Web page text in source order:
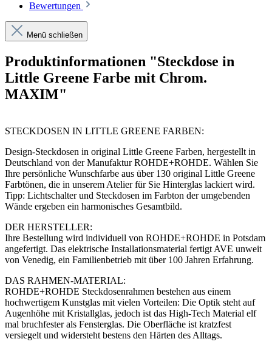
Bewertungen
Menü schließen
Produktinformationen "Steckdose in
Little Greene Farbe mit Chrom.
MAXIM"
STECKDOSEN IN LITTLE GREENE FARBEN:
Design-Steckdosen in original Little Greene Farben, hergestellt in
Deutschland von der Manufaktur ROHDE+ROHDE. Wählen Sie
Ihre persönliche Wunschfarbe aus über 130 original Little Greene
Farbtönen, die in unserem Atelier für Sie Hinterglas lackiert wird.
Tipp: Lichtschalter und Steckdosen im Farbton der umgebenden
Wände ergeben ein harmonisches Gesamtbild.
DER HERSTELLER:
Ihre Bestellung wird individuell von ROHDE+ROHDE in Potsdam
angefertigt. Das elektrische Installationsmaterial fertigt AVE unweit
von Venedig, ein Familienbetrieb mit über 100 Jahren Erfahrung.
DAS RAHMEN-MATERIAL:
ROHDE+ROHDE Steckdosenrahmen bestehen aus einem
hochwertigem Kunstglas mit vielen Vorteilen: Die Optik steht auf
Augenhöhe mit Kristallglas, jedoch ist das High-Tech Material elf
mal bruchfester als Fensterglas. Die Oberfläche ist kratzfest
versiegelt und widersteht bestens den Härten des Alltags.